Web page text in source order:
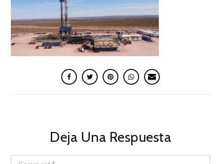
Deja Una Respuesta
COMMENT